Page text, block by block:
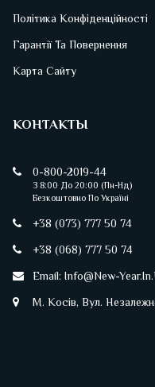
Політика Конфіденційності
Гарантії Та Повернення
Карта Сайту
КОНТАКТЫ
0-800-2019-44
З 8:00 До 20:00 (пн-Нд)
Безкоштовно По Україні
+38 (073) 777 50 74
+38 (068) 777 50 74
Email: Info@new-
М. Косів, Вул.